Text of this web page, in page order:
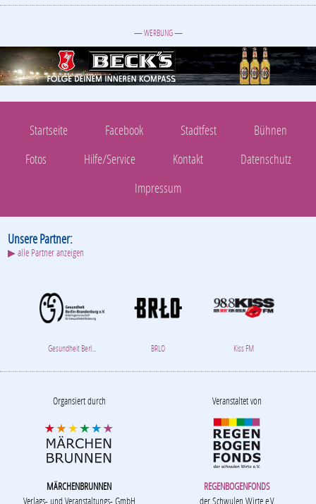
— WERBUNG —
Startseite Facebook Stadtfest
Bühnen
Fotos
Hilfe/Service Kontakt
Datenschutz
Impressum
Unsere Partner:
▶ alle Partner anzeigen
Gesundheit Berl... BRLO Kiss FM
Organsiert durch
MÄRCHENBRUNNEN
Verlags- und Veranstaltungs- GmbH
Veranstaltet von
REGENBOGENFONDS
der Schwulen Wirte e.V.